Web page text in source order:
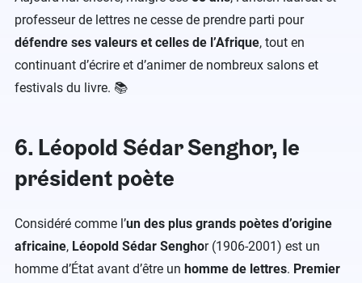
professeur de lettres ne cesse de prendre parti pour
défendre ses valeurs et celles de l’Afrique, tout en
continuant d’écrire et d’animer de nombreux salons et
festivals du livre. 📚
6. Léopold Sédar Senghor, le
président poète
Considéré comme l’un des plus grands poètes d’origine
africaine, Léopold Sédar Senghor (1906-2001) est un
homme d’État avant d’être un homme de lettres. Premier